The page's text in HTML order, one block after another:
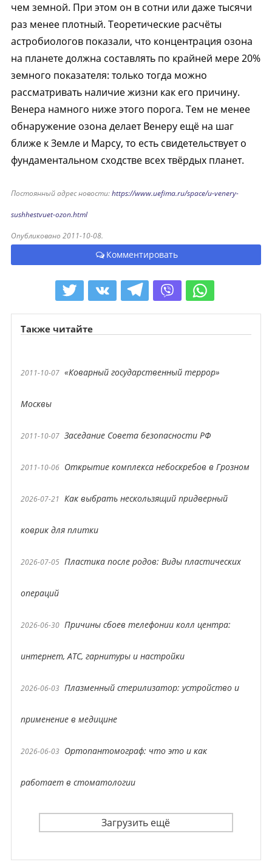
чем земной. При этом он в сотни или даже тысячи
раз менее плотный. Теоретические расчёты
астробиологов показали, что концентрация озона
на планете должна составлять по крайней мере 20%
земного показателя: только тогда можно
рассматривать наличие жизни как его причину.
Венера намного ниже этого порога. Тем не менее
обнаружение озона делает Венеру ещё на шаг
ближе к Земле и Марсу, то есть свидетельствует о
фундаментальном сходстве всех твёрдых планет.
Постоянный адрес новости:https://www.uefima.ru/space/u-venery-
sushhestvuet-ozon.html
Опубликовано 2011-10-08.
Комментировать
Также читайте
2011-10-07 «Коварный государственный террор»
Москвы
2011-10-07 Заседание Совета безопасности РФ
2011-10-06 Открытие комплекса небоскребов в Грозном
2026-07-21 Как выбрать нескользящий придверный
коврик для плитки
2026-07-05 Пластика после родов: Виды пластических
операций
2026-06-30 Причины сбоев телефонии колл центра:
интернет, АТС, гарнитуры и настройки
2026-06-03 Плазменный стерилизатор: устройство и
применение в медицине
2026-06-03 Ортопантомограф: что это и как
работает в стоматологии
Загрузить ещё